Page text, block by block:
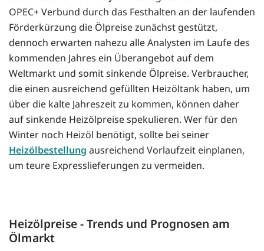
OPEC+ Verbund durch das Festhalten an der laufenden
Förderkürzung die Ölpreise zunächst gestützt,
dennoch erwarten nahezu alle Analysten im Laufe des
kommenden Jahres ein Überangebot auf dem
Weltmarkt und somit sinkende Ölpreise. Verbraucher,
die einen ausreichend gefüllten Heizöltank haben, um
über die kalte Jahreszeit zu kommen, können daher
auf sinkende Heizölpreise spekulieren. Wer für den
Winter noch Heizöl benötigt, sollte bei seiner
Heizölbestellung ausreichend Vorlaufzeit einplanen,
um teure Expresslieferungen zu vermeiden.
Heizölpreise - Trends und Prognosen am
Ölmarkt